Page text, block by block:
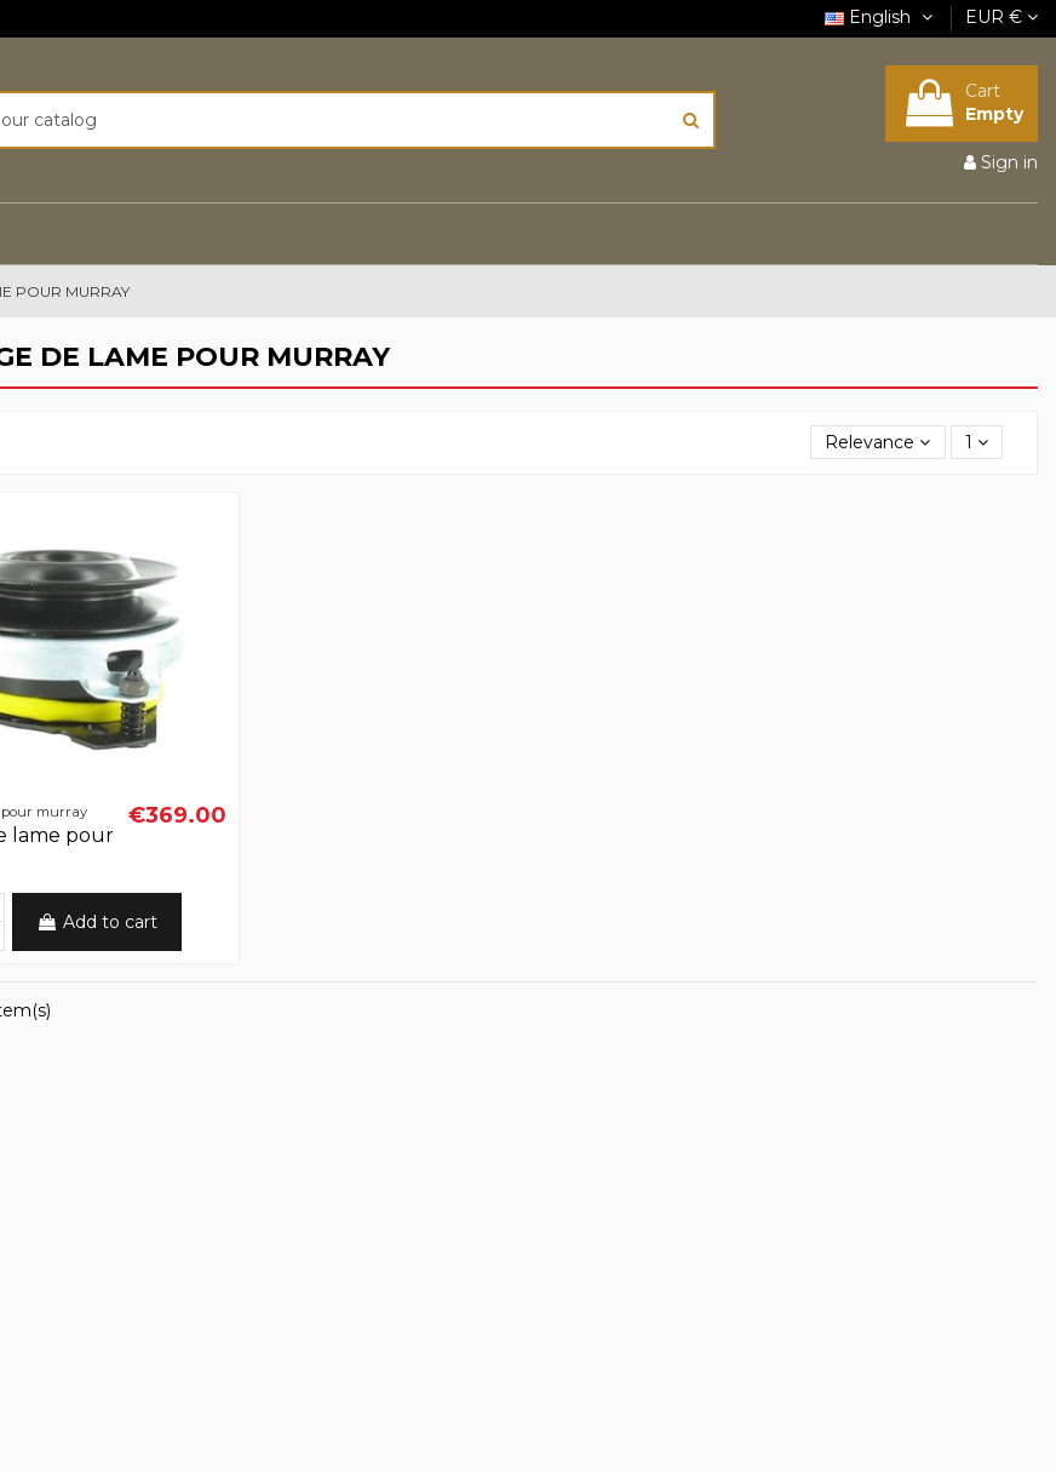
English EUR €
Cart
Empty
Sign in
POUR MURRAY
DE LAME POUR MURRAY
Relevance 1
pour murray
lame pour
€369.00
Add to cart